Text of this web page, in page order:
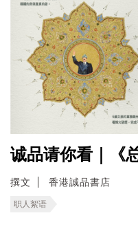
诚品请你看｜《
撰文 香港誠品書店
职人絮语